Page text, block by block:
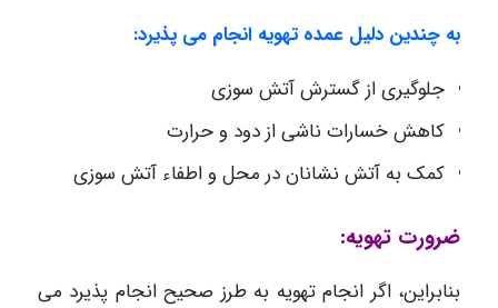
به چندین دلیل عمده تهویه انجام می پذیرد:
جلوگیری از گسترش آتش سوزی
کاهش خسارات ناشی از دود و حرارت
کمک به آتش نشانان در محل و اطفاء آتش سوزی
ضرورت تهویه:
بنابراین، اگر انجام تهویه به طرز صحیح انجام پذیرد می